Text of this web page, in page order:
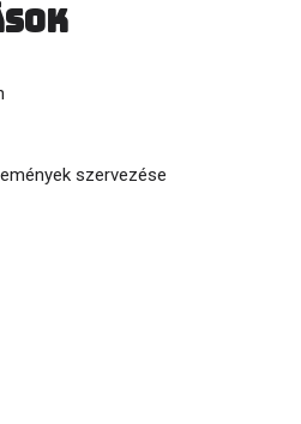
szervezése